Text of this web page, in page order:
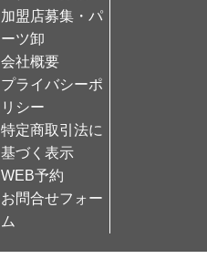
加盟店募集・パ
ーツ卸
会社概要
プライバシーポ
リシー
特定商取引法に
基づく表示
WEB予約
お問合せフォー
ム